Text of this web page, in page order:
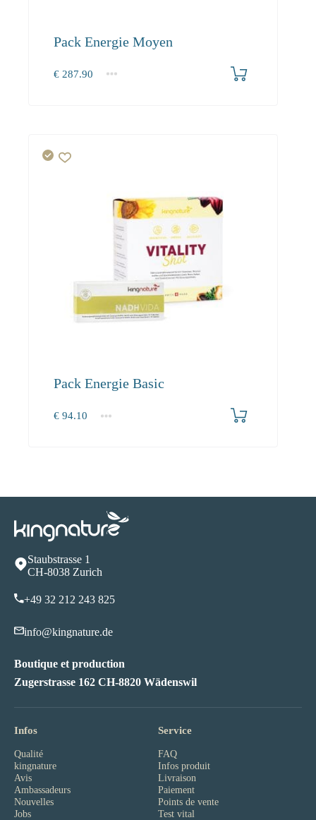
Pack Energie Moyen
€ 287.90
1+
Pack Energie Basic
€ 94.10
1+
Staubstrasse 1
CH-8038 Zurich
+49 32 212 243 825
info@kingnature.de
Boutique et production
Zugerstrasse 162 CH-8820 Wädenswil
Infos
Qualité
kingnature
Avis
Ambassadeurs
Nouvelles
Jobs
Service
FAQ
Infos produit
Livraison
Paiement
Points de vente
Test vital